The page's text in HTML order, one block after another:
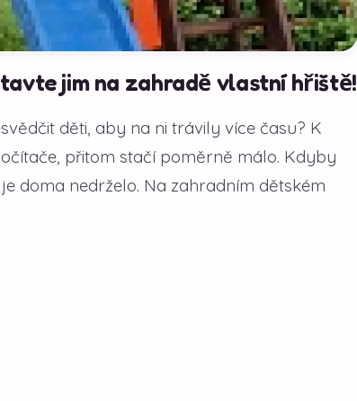
jim na zahradě vlastní hřiště!
děti, aby na ni trávily více času? K
přitom stačí poměrně málo. Kdyby
doma nedrželo. Na zahradním dětském